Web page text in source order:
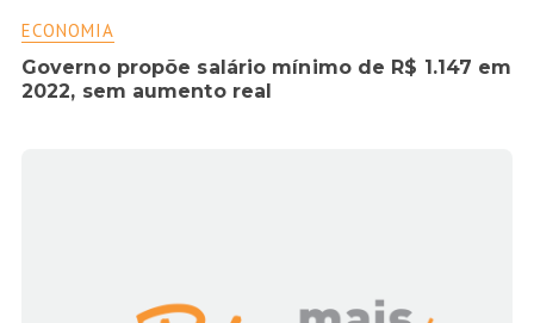
ECONOMIA
Governo propõe salário mínimo de R$ 1.147 em
2022, sem aumento real